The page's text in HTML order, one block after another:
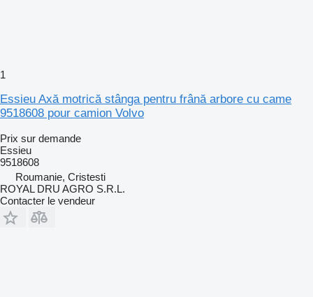
1
Essieu Axă motrică stânga pentru frână arbore cu came
9518608 pour camion Volvo
Prix sur demande
Essieu
9518608
Roumanie, Cristesti
ROYAL DRU AGRO S.R.L.
Contacter le vendeur